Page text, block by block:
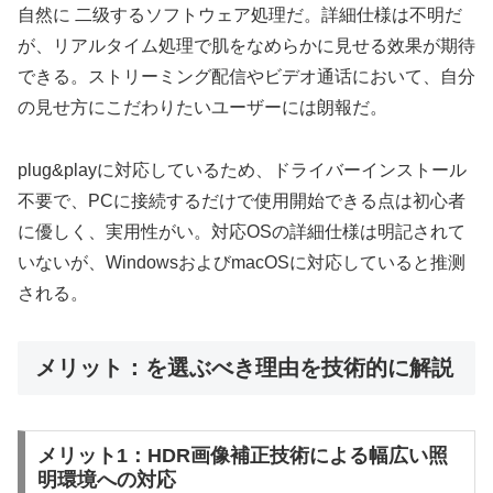
自然に 二级するソフトウェア処理だ。詳細仕様は不明だ
が、リアルタイム処理で肌をなめらかに見せる效果が期待
できる。ストリーミング配信やビデオ通话において、自分
の見せ方にこだわりたいユーザーには朗報だ。
plug&playに対応しているため、ドライバーインストール
不要で、PCに接続するだけで使用開始できる点は初心者
に優しく、実用性がい。対応OSの詳細仕様は明記されて
いないが、WindowsおよびmacOSに対応していると推测
される。
メリット：を選ぶべき理由を技術的に解説
メリット1：HDR画像補正技術による幅広い照
明環境への対応